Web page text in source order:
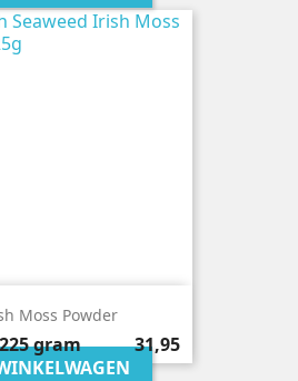
Moss Powder
225 gram Prijs
31,95